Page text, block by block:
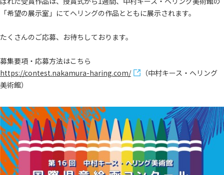
「希望の展示室」にてヘリングの作品とともに展示されます。
たくさんのご応募、お待ちしております。
募集要項・応募方法はこちら
https://contest.nakamura-haring.com/
（中村キース・ヘリング
美術館）